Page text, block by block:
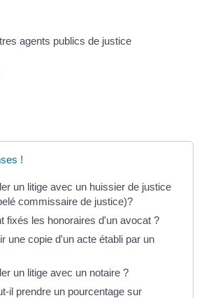
agents publics de justice
!
un litige avec un huissier de justice
commissaire de justice)?
fixés les honoraires d'un avocat ?
une copie d'un acte établi par un
un litige avec un notaire ?
il prendre un pourcentage sur